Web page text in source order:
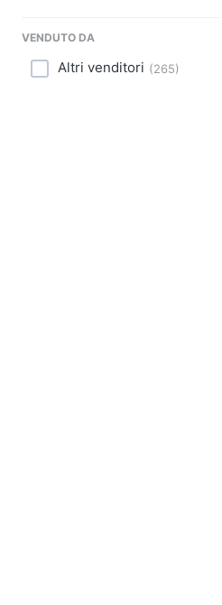
Casalinghi
Abbigliamento
VENDUTO DA
Altri venditori (265)